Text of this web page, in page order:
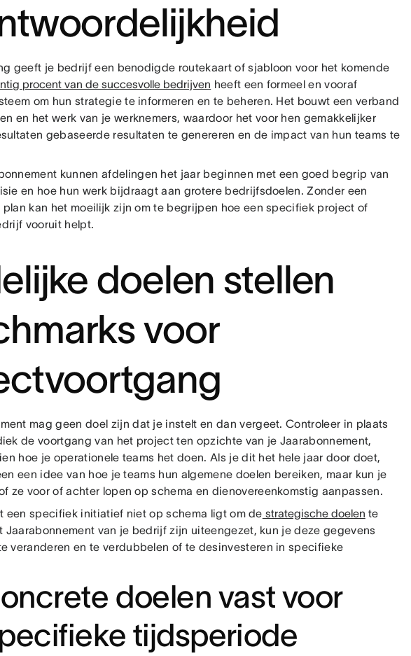
geeft je bedrijf een benodigde routekaart of sjabloon voor het komende
procent van de succesvolle bedrijven heeft een formeel en vooraf
om hun strategie te informeren en te beheren. Het bouwt een verband
en het werk van je werknemers, waardoor het voor hen gemakkelijker
gebaseerde resultaten te genereren en de impact van hun teams te
kunnen afdelingen het jaar beginnen met een goed begrip van
en hoe hun werk bijdraagt aan grotere bedrijfsdoelen. Zonder een
plan kan het moeilijk zijn om te begrijpen hoe een specifiek project of
vooruit helpt.
doelen stellen
voor
mag geen doel zijn dat je instelt en dan vergeet. Controleer in plaats
de voortgang van het project ten opzichte van je Jaarabonnement,
hoe je operationele teams het doen. Als je dit het hele jaar door doet,
een idee van hoe je teams hun algemene doelen bereiken, maar kun je
ze voor of achter lopen op schema en dienovereenkomstig aanpassen.
een specifiek initiatief niet op schema ligt om de strategische doelen te
Jaarabonnement van je bedrijf zijn uiteengezet, kun je deze gegevens
veranderen en te verdubbelen of te desinvesteren in specifieke
doelen vast voor
tijdsperiode